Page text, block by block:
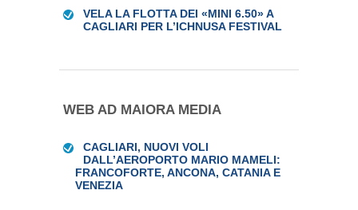
VELA LA FLOTTA DEI «MINI 6.50» A
CAGLIARI PER L’ICHNUSA FESTIVAL
WEB AD MAIORA MEDIA
CAGLIARI, NUOVI VOLI
DALL’AEROPORTO MARIO MAMELI:
FRANCOFORTE, ANCONA, CATANIA E
VENEZIA